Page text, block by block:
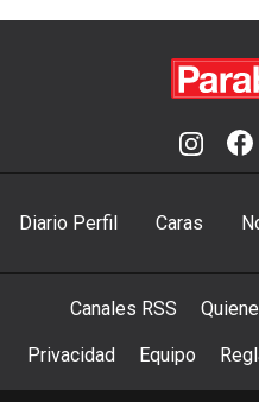
Diario Perfil Caras
Canales RSS
Privacidad Equipo